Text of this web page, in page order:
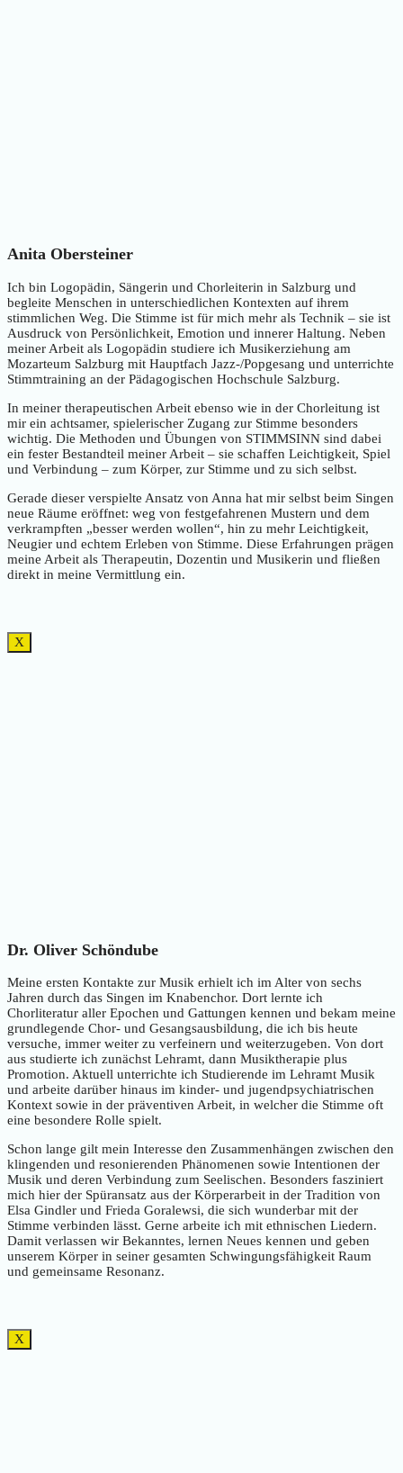
Anita Obersteiner
Ich bin Logopädin, Sängerin und Chorleiterin in Salzburg und
begleite Menschen in unterschiedlichen Kontexten auf ihrem
stimmlichen Weg. Die Stimme ist für mich mehr als Technik – sie ist
Ausdruck von Persönlichkeit, Emotion und innerer Haltung. Neben
meiner Arbeit als Logopädin studiere ich Musikerziehung am
Mozarteum Salzburg mit Hauptfach Jazz-/Popgesang und unterrichte
Stimmtraining an der Pädagogischen Hochschule Salzburg.
In meiner therapeutischen Arbeit ebenso wie in der Chorleitung ist
mir ein achtsamer, spielerischer Zugang zur Stimme besonders
wichtig. Die Methoden und Übungen von STIMMSINN sind dabei
ein fester Bestandteil meiner Arbeit – sie schaffen Leichtigkeit, Spiel
und Verbindung – zum Körper, zur Stimme und zu sich selbst.
Gerade dieser verspielte Ansatz von Anna hat mir selbst beim Singen
neue Räume eröffnet: weg von festgefahrenen Mustern und dem
verkrampften „besser werden wollen“, hin zu mehr Leichtigkeit,
Neugier und echtem Erleben von Stimme. Diese Erfahrungen prägen
meine Arbeit als Therapeutin, Dozentin und Musikerin und fließen
direkt in meine Vermittlung ein.
X
Dr. Oliver Schöndube
Meine ersten Kontakte zur Musik erhielt ich im Alter von sechs
Jahren durch das Singen im Knabenchor. Dort lernte ich
Chorliteratur aller Epochen und Gattungen kennen und bekam meine
grundlegende Chor- und Gesangsausbildung, die ich bis heute
versuche, immer weiter zu verfeinern und weiterzugeben. Von dort
aus studierte ich zunächst Lehramt, dann Musiktherapie plus
Promotion. Aktuell unterrichte ich Studierende im Lehramt Musik
und arbeite darüber hinaus im kinder- und jugendpsychiatrischen
Kontext sowie in der präventiven Arbeit, in welcher die Stimme oft
eine besondere Rolle spielt.
Schon lange gilt mein Interesse den Zusammenhängen zwischen den
klingenden und resonierenden Phänomenen sowie Intentionen der
Musik und deren Verbindung zum Seelischen. Besonders fasziniert
mich hier der Spüransatz aus der Körperarbeit in der Tradition von
Elsa Gindler und Frieda Goralewsi, die sich wunderbar mit der
Stimme verbinden lässt. Gerne arbeite ich mit ethnischen Liedern.
Damit verlassen wir Bekanntes, lernen Neues kennen und geben
unserem Körper in seiner gesamten Schwingungsfähigkeit Raum
und gemeinsame Resonanz.
X